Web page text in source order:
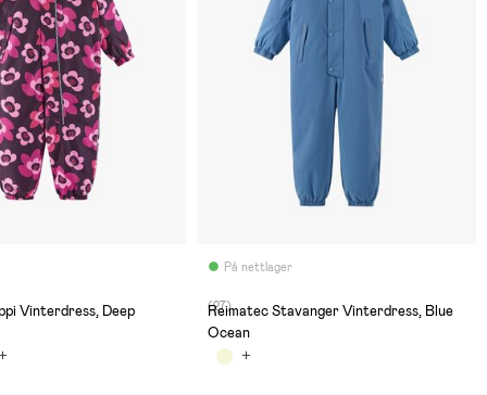
Vinterdress, Deep
På nettlager
(27)
Reimatec Stavanger Vinterdress, Blue
Ocean